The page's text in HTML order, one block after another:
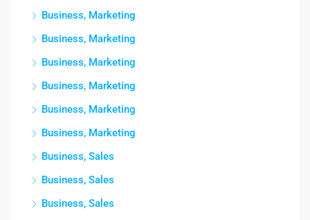
Business, Marketing
Business, Marketing
Business, Marketing
Business, Marketing
Business, Marketing
Business, Marketing
Business, Sales
Business, Sales
Business, Sales